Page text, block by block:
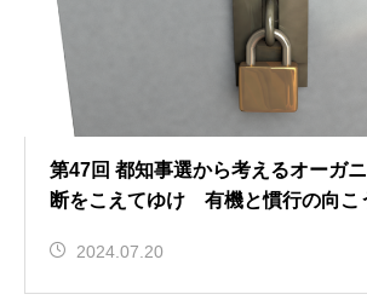
第47回 都知事選から考えるオーガ
断をこえてゆけ 有機と慣行の向こ
2024.07.20